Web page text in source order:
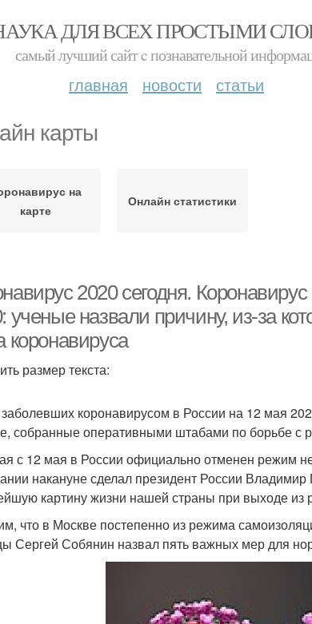
ДЛЯ ВСЕХ ПРОСТЫМИ
самый лучший сайт c познавательной
главная новости статьи
карты
на
карте
Онлайн статистики
2020 сегодня.
ученые назвали причину, из-за
коронавируса
размер текста:
коронавирусом в России на 12 мая
собранные оперативными штабами по борьбе с
с 12 мая в России официально отменен режим
накануне сделал президент России
картину жизни нашей страны при выходе из
что в Москве постепенно из режима
Сергей Собянин назвал пять важных мер для